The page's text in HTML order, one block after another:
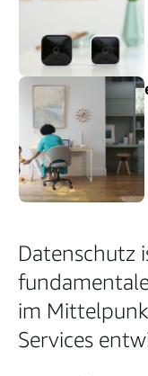
Datenschutz
im
Services